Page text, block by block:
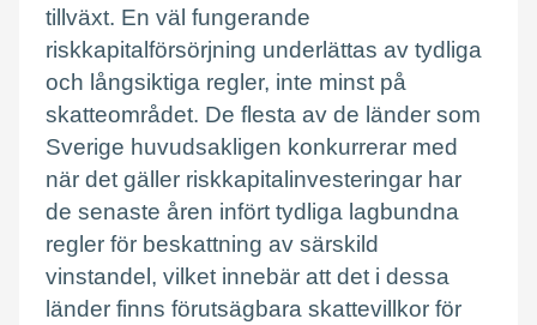
tillväxt. En väl fungerande
riskkapitalförsörjning underlättas av tydliga
och långsiktiga regler, inte minst på
skatteområdet. De flesta av de länder som
Sverige huvudsakligen konkurrerar med
när det gäller riskkapitalinvesteringar har
de senaste åren infört tydliga lagbundna
regler för beskattning av särskild
vinstandel, vilket innebär att det i dessa
länder finns förutsägbara skattevillkor för